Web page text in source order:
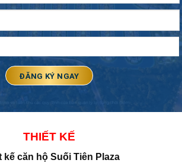
THIẾT KẾ
kế căn hộ Suối Tiên Plaza